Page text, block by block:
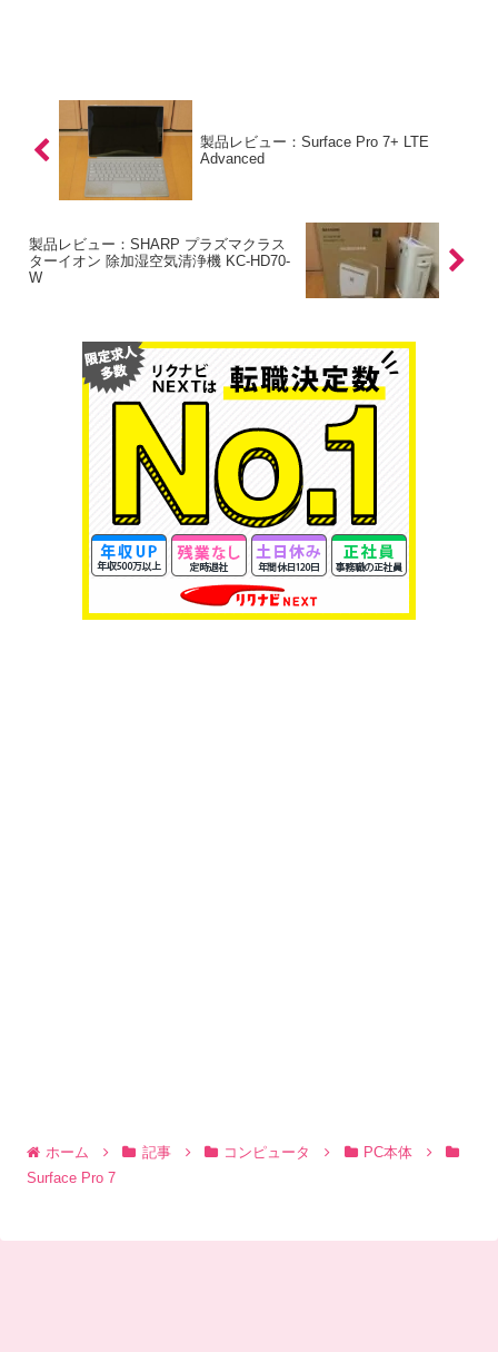
製品レビュー：Surface Pro 7+ LTE
Advanced
製品レビュー：SHARP プラズマクラス
ターイオン 除加湿空気清浄機 KC-HD70-
W
ホーム 記事 コンピュータ
PC本体
Surface Pro 7